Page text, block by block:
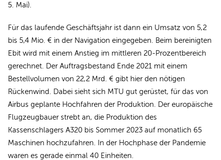
5. Mai).
Für das laufende Geschäftsjahr ist dann ein Umsatz von 5,2
bis 5,4 Mio. € in der Navigation eingegeben. Beim bereinigten
Ebit wird mit einem Anstieg im mittleren 20-Prozentbereich
gerechnet. Der Auftragsbestand Ende 2021 mit einem
Bestellvolumen von 22,2 Mrd. € gibt hier den nötigen
Rückenwind. Dabei sieht sich MTU gut gerüstet, für das von
Airbus geplante Hochfahren der Produktion. Der europäische
Flugzeugbauer strebt an, die Produktion des
Kassenschlagers A320 bis Sommer 2023 auf monatlich 65
Maschinen hochzufahren. In der Hochphase der Pandemie
waren es gerade einmal 40 Einheiten.